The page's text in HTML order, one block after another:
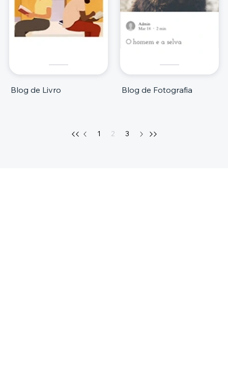
Blog de Livro Blog de Fotografia
1 2 3